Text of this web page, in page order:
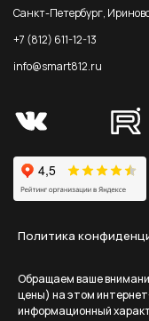
Санкт-Петербург,
+7 (812) 611-12-13
info@smart812.ru
Политика
Обращаем ваше
цены) на этом
информационный